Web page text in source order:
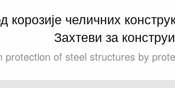
корозије челичних
Захтеви за
of steel structures by